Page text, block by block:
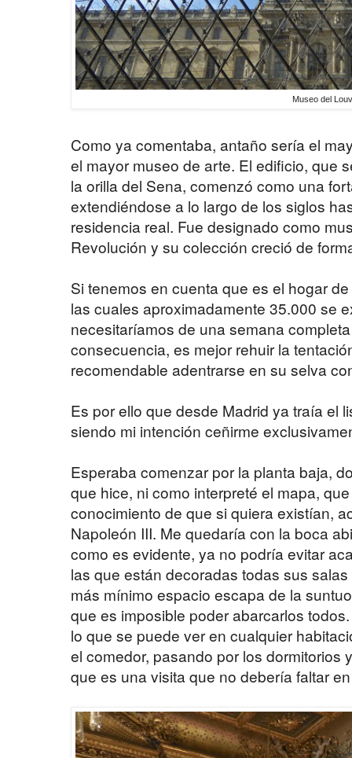
Museo del
Como ya comentaba, antaño sería el
el mayor museo de arte. El edificio, que
la orilla del Sena, comenzó como una
extendiéndose a lo largo de los siglos
residencia real. Fue designado como
Revolución y su colección creció de
Si tenemos en cuenta que es el hogar
las cuales aproximadamente 35.000 se
necesitaríamos de una semana
consecuencia, es mejor rehuir la
recomendable adentrarse en su selva
Es por ello que desde Madrid ya traía el
siendo mi intención ceñirme
Esperaba comenzar por la planta baja,
que hice, ni como interpreté el mapa,
conocimiento de que si quiera existían,
Napoleón III. Me quedaría con la boca
como es evidente, ya no podría evitar
las que están decoradas todas sus
más mínimo espacio escapa de la
que es imposible poder abarcarlos
lo que se puede ver en cualquier
el comedor, pasando por los dormitorios
que es una visita que no debería faltar